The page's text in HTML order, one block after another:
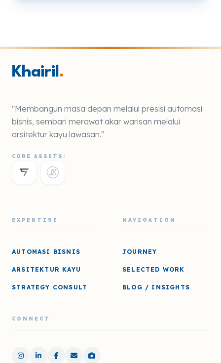
Khairil.
"Membangun masa depan melalui presisi automasi
bisnis, sembari merawat akar warisan melalui
arsitektur kayu lawasan."
CORE ASSETS:
EXPERTISE
AUTOMASI BISNIS
ARSITEKTUR KAYU
STRATEGY CONSULT
NAVIGATION
JOURNEY
SELECTED WORK
BLOG / INSIGHTS
CONNECT